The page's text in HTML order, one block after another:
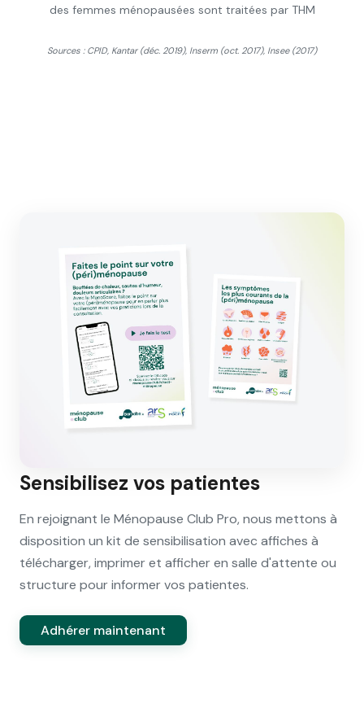
des femmes ménopausées sont traitées par THM
Sources : CPID, Kantar (déc. 2019), Inserm (oct. 2017), Insee (2017)
Sensibilisez vos patientes
En rejoignant le Ménopause Club Pro, nous mettons à
disposition un kit de sensibilisation avec affiches à
télécharger, imprimer et afficher en salle d'attente ou
structure pour informer vos patientes.
Adhérer maintenant